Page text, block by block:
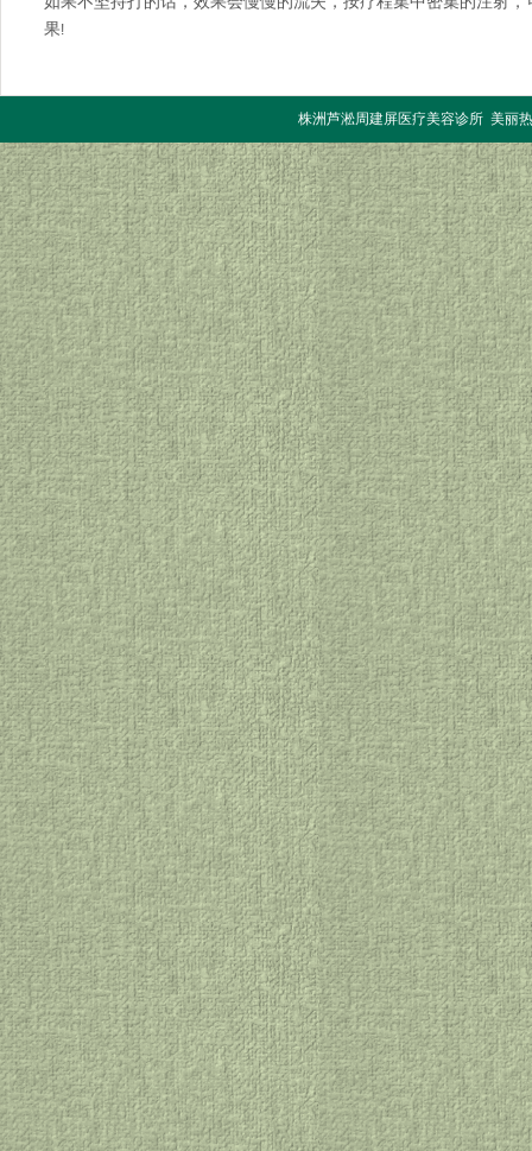
果!
株洲芦淞周建屏医疗美容诊所 美丽